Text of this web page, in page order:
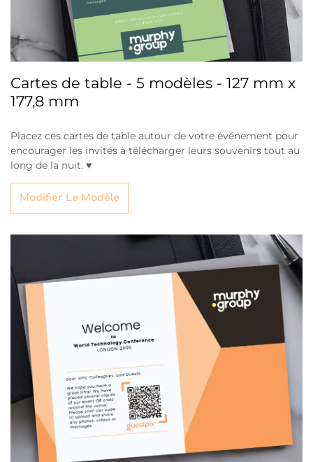
Cartes de table - 5 modèles - 127 mm x
177,8 mm
Placez ces cartes de table autour de votre événement pour
encourager les invités à télécharger leurs souvenirs tout au
long de la nuit. ♥
Modifier Le Modèle